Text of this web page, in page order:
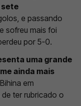
sete
e passando
sofreu mais foi
por 5-0.
uma grande
ainda mais
em
ter rubricado o